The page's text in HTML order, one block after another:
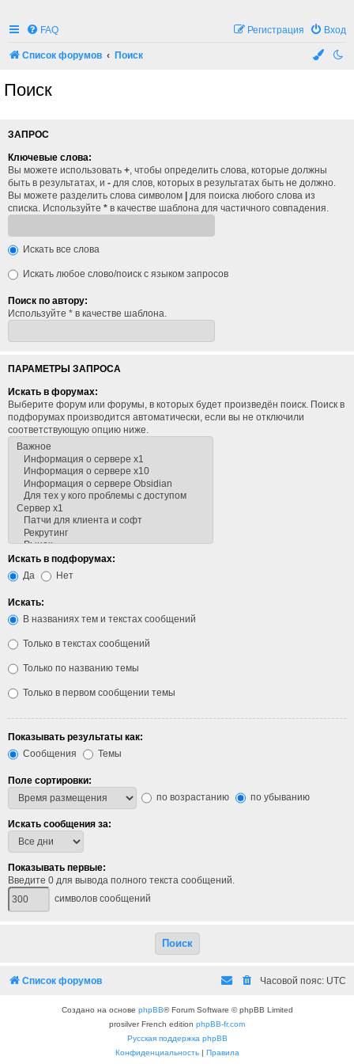
FAQ Вход
Регистрация
Список форумов Поиск
Поиск
ЗАПРОС
Ключевые слова:
Вы можете использовать + , чтобы определить слова, которые должны
быть в результатах, и - для слов, которых в результатах быть не должно.
Вы можете разделить слова символом | для поиска любого слова из
списка. Используйте * в качестве шаблона для частичного совпадения.
Искать все слова
Искать любое слово/поиск с языком запросов
Поиск по автору:
Используйте * в качестве шаблона.
ПАРАМЕТРЫ ЗАПРОСА
Искать в форумах:
Выберите форум или форумы, в которых будет произведён поиск. Поиск в
подфорумах производится автоматически, если вы не отключили
соответствующую опцию ниже.
Искать в подфорумах:
Да
Нет
Искать:
В названиях тем и текстах сообщений
Только в текстах сообщений
Только по названию темы
Только в первом сообщении темы
Показывать результаты как:
Сообщения
Темы
Поле сортировки:
по возрастанию
по убыванию
Искать сообщения за:
Показывать первые:
Введите 0 для вывода полного текста сообщений.
символов сообщений
Список форумов Часовой пояс: UTC
Создано на основе phpBB® Forum Software © phpBB Limited
prosilver French edition phpBB-fr.com
Русская поддержка phpBB
Конфиденциальность| Правила